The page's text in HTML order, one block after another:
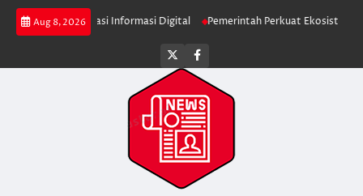
Skip
Aug 8, 2026
Verifikasi Informasi Digital Pemerintah Perkuat Ekosistem Media
Twitterfacebook